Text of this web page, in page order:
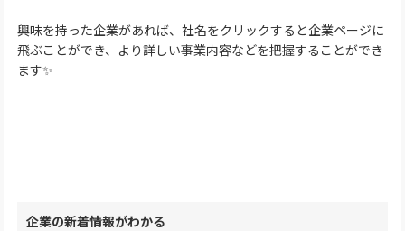
興味を持った企業があれば、社名をクリックすると企業ページに
飛ぶことができ、より詳しい事業内容などを把握することができ
ます✨
企業の新着情報がわかる